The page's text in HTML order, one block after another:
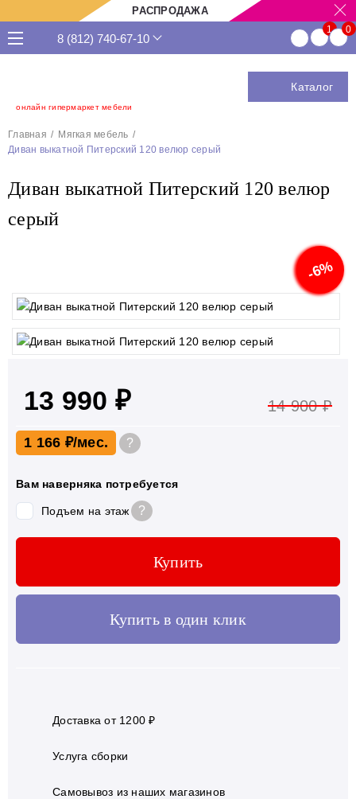
РАСПРОДАЖА
онлайн гипермаркет мебели
8 (812) 740-67-10
Каталог
Главная
Мягкая мебель
Диван выкатной Питерский 120 велюр серый
Диван выкатной Питерский 120 велюр
серый
-6%
13 990 ₽ 14 900 ₽
1 166 ₽ ?
Вам наверняка потребуется
Подъем на этаж ?
Купить
Купить в один клик
Доставка от 1200 ₽
Услуга сборки
Самовывоз из наших магазинов